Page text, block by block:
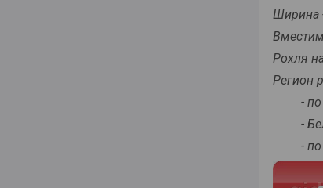
Ширина
Рохля
Регион
- по
-
- по